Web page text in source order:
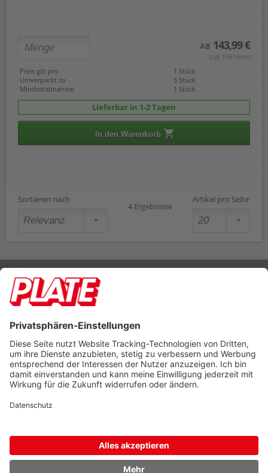
AB 143,99 €
(zzgl. 19% Mwst.)
Preis gilt pro
1 Stück
Umverpackt zu
5 Stück
Mindestabnahme
1 Stück
Lieferbar in 1-2 Tagen
In den Warenkorb
Sortieren nach
4 Ergebnisse
Artikel pro Seite
Rufen Sie uns an 04298 401-0
Lieferbedingungen Impressum
Footer anzeigen
PLATE Büromaterial Vertriebs GmbH
Hilligenwarf 5